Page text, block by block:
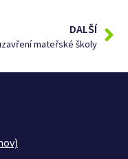
DALŠÍ
mateřské školy